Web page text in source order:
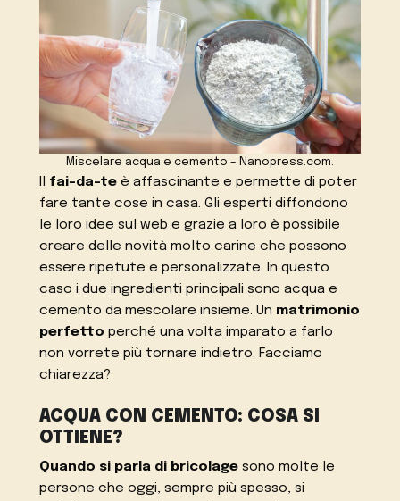
Miscelare acqua e cemento – Nanopress.com.
fai-da-te è affascinante e permette di poter
fare tante cose in casa. Gli esperti diffondono
le loro idee sul web e grazie a loro è possibile
creare delle novità molto carine che possono
essere ripetute e personalizzate. In questo
caso i due ingredienti principali sono acqua e
cemento da mescolare insieme. Un matrimonio
perfetto perché una volta imparato a farlo
non vorrete più tornare indietro. Facciamo
chiarezza?
ACQUA CON CEMENTO: COSA SI
OTTIENE?
Quando si parla di bricolage sono molte le
persone che oggi, sempre più spesso, si